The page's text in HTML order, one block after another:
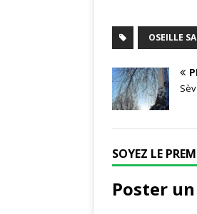
OSEILLE
SOYEZ LE
Poster